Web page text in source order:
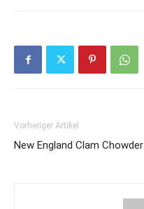
Vorheriger Artikel
New England Clam Chowder